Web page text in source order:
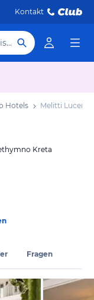
Kontakt
Hotel, Reiseziel
Hotels Melitti Lucent
Kreta
Fragen